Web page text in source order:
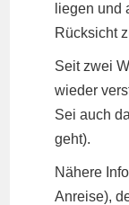
liegen und
Rücksicht
Seit zwei
wieder
Sei auch
geht).
Nähere
Anreise),